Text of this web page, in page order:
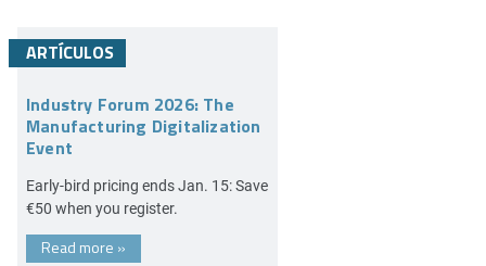
ARTÍCULOS
Industry Forum 2026: The
Manufacturing Digitalization
Event
Early-bird pricing ends Jan. 15: Save
€50 when you register.
Read more »